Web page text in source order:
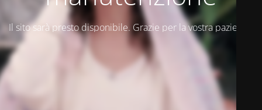
Il sito sarà presto disponibile. Grazie per la vostra pazienza!